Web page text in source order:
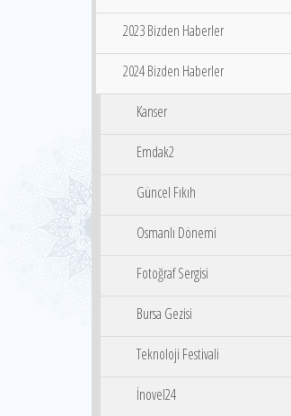
2023 Bizden Haberler
2024 Bizden Haberler
Kanser
Emdak2
Güncel Fıkıh
Osmanlı Dönemi
Fotoğraf Sergisi
Bursa Gezisi
Teknoloji Festivali
İnovel24